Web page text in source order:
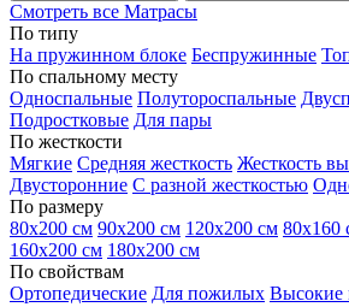
Смотреть все Матрасы
По типу
На пружинном блоке Беспружинные
По спальному месту
Односпальные Полутороспальные
Подростковые Для пары
По жесткости
Мягкие Средняя жесткость Жесткость
Двусторонние С разной жесткостью
По размеру
80х200 см 90х200 см 120х200 см 80х160
160х200 см 180х200 см
По свойствам
Ортопедические Для пожилых Высокие